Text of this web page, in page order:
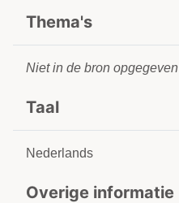
Thema's
Niet in de bron opgegeven
Taal
Nederlands
Overige informatie